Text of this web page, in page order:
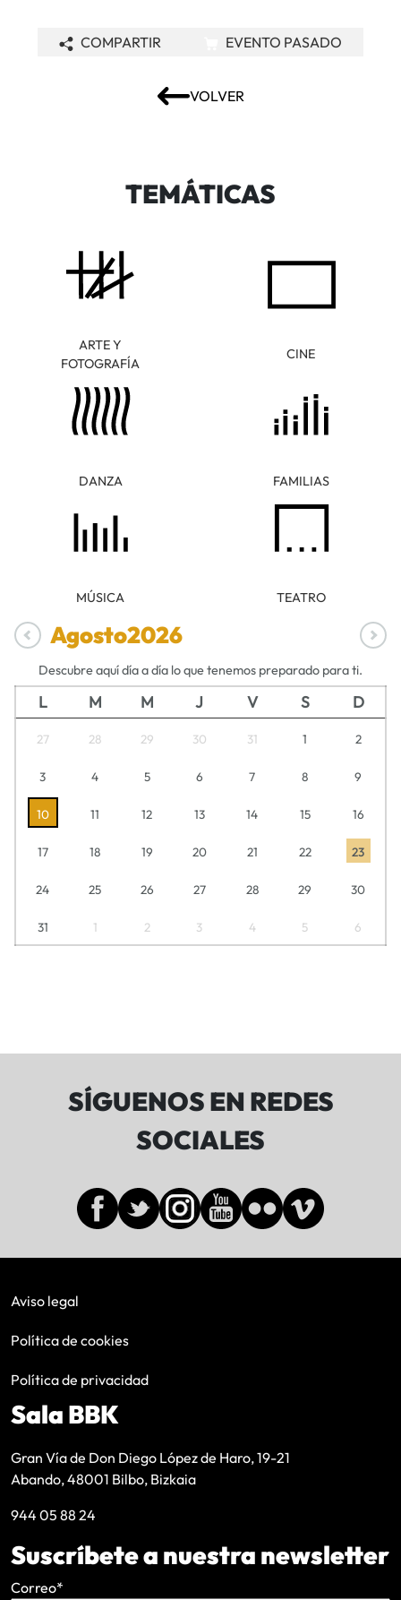
VOLVER
COMPARTIR EVENTO PASADO
TEMÁTICAS
ARTE Y
FOTOGRAFÍA
CINE
DANZA FAMILIAS
MÚSICA TEATRO
Agosto2026
Descubre aquí día a día lo que tenemos preparado para ti.
L M M J V S D
27 28 29 30 31 1 2
3 4 5 6 7 8 9
10 11 12 13 14 15 16
17 18 19 20 21 22 23
24 25 26 27 28 29 30
31 1 2 3 4 5 6
SÍGUENOS EN REDES
SOCIALES
Aviso legal
Política de cookies
Política de privacidad
Sala BBK
Gran Vía de Don Diego López de Haro, 19-21
Abando, 48001 Bilbo, Bizkaia
944 05 88 24
Suscríbete a nuestra newsletter
Correo*